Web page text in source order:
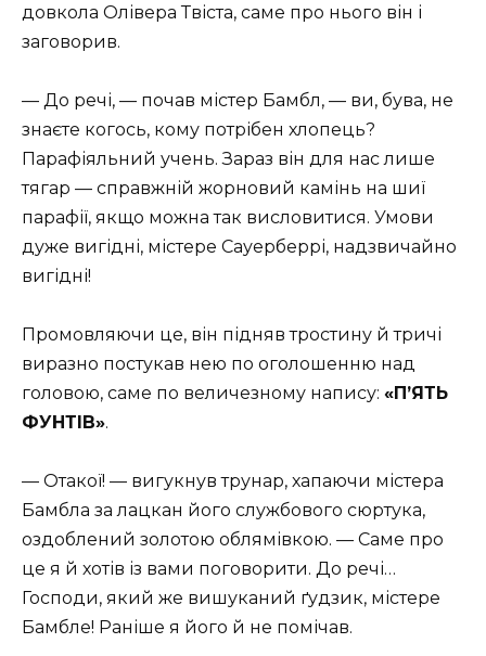
довкола Олівера Твіста, саме про нього він і
заговорив.
— До речі, — почав містер Бамбл, — ви, бува, не
знаєте когось, кому потрібен хлопець?
Парафіяльний учень. Зараз він для нас лише
тягар — справжній жорновий камінь на шиї
парафії, якщо можна так висловитися. Умови
дуже вигідні, містере Сауерберрі, надзвичайно
вигідні!
Промовляючи це, він підняв тростину й тричі
виразно постукав нею по оголошенню над
головою, саме по величезному напису: «П’ЯТЬ
ФУНТІВ».
— Отакої! — вигукнув трунар, хапаючи містера
Бамбла за лацкан його службового сюртука,
оздоблений золотою облямівкою. — Саме про
це я й хотів із вами поговорити. До речі…
Господи, який же вишуканий ґудзик, містере
Бамбле! Раніше я його й не помічав.